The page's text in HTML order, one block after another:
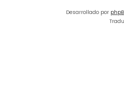
Desarrollado por